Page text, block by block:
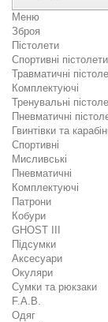
Меню
Зброя
Пістолети
Спортивні
Травматичні
Комплектуючі
Тренувальні
Пневматичні
Гвинтівки та
Спортивні
Мисливські
Пневматичні
Комплектуючі
Патрони
Кобури
GHOST III
Підсумки
Аксесуари
Окуляри
Сумки та рюкзаки
F.A.B.
Одяг